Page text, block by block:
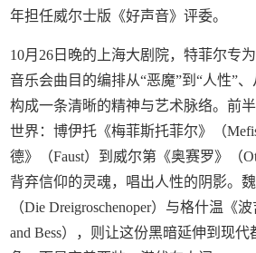
年担任威尔士版《好声音》评委。
10月26日晚的上海大剧院，特菲尔专
音乐会曲目的编排从“恶魔”到“人性”、
构成一条清晰的精神与艺术脉络。前
世界：博伊托《梅菲斯托菲尔》（
德》（Faust）到威尔第《奥赛罗》（
背弃信仰的灵魂，唱出人性的阴影。
（Die Dreigroschenoper）与格什温《
and Bess），则让这份黑暗延伸到现